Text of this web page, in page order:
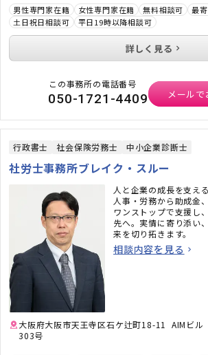
男性専門家在籍 女性専門家在籍 無料相談可
最
土日祝日相談可
平日19時以降相談可
詳しく見る
この事務所の電話番号
050-1721-4409 メール
行政書士 社会保険労務士 中小企業診断士
社労士事務所ブレイク・スルー
人と企業の成長を支え
人事・労務から助成金
ワンストップで支援し
先へ。実情に寄り添い
来を切り拓きます。
相談内容を見る
大阪府大阪市天王寺区石ケ辻町18-11 AIMビル
303号